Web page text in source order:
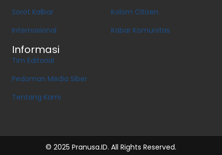
Sorot Kalbar
Internasional
Kolom Citizen
Kabar Komunitas
Informasi
Tim Editorial
Pedoman Media Siber
Tentang Kami
© 2025 Pranusa.ID. All Rights Reserved.